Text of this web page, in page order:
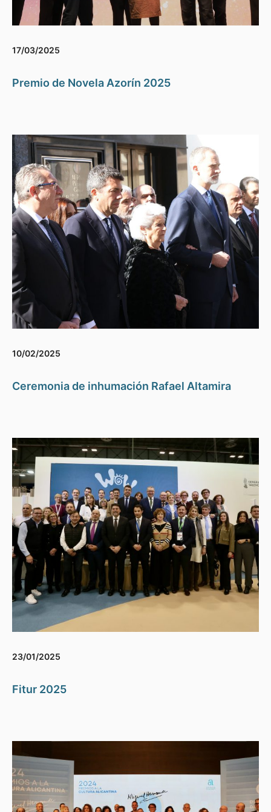
17/03/2025
Premio de Novela Azorín 2025
10/02/2025
Ceremonia de inhumación Rafael Altamira
23/01/2025
Fitur 2025